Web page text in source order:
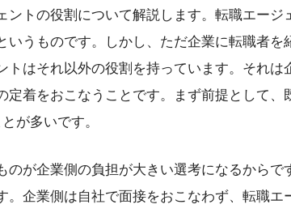
ントの役割について解説します。転職エージ
いうものです。しかし、ただ企業に転職者を
トはそれ以外の役割を持っています。それは
定着をおこなうことです。まず前提として、
が多いです。
のが企業側の負担が大きい選考になるからで
。企業側は自社で面接をおこなわず、転職エ